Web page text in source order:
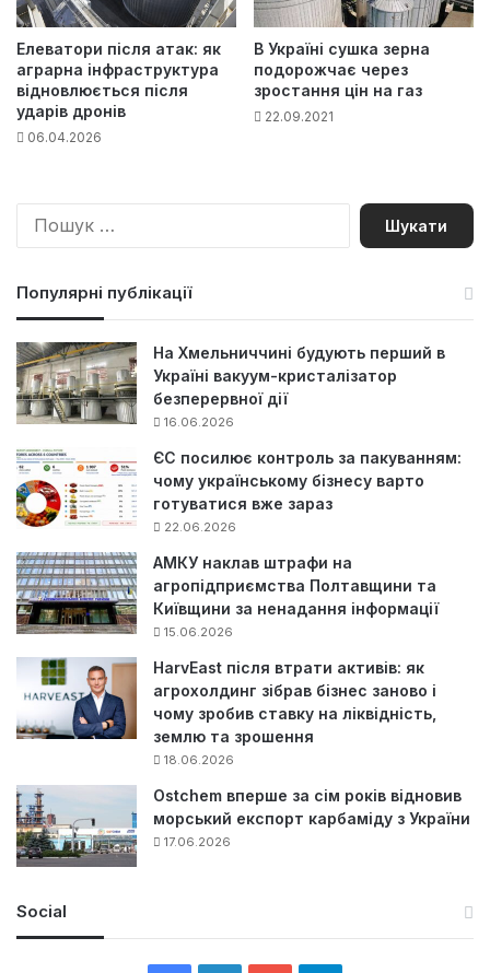
Елеватори після атак: як
аграрна інфраструктура
відновлюється після
ударів дронів
06.04.2026
В Україні сушка зерна
подорожчає через
зростання цін на газ
22.09.2021
П
Популярні публікації
На Хмельниччині будують перший в
Україні вакуум-кристалізатор
безперервної дії
16.06.2026
ЄС посилює контроль за пакуванням:
чому українському бізнесу варто
готуватися вже зараз
22.06.2026
АМКУ наклав штрафи на
агропідприємства Полтавщини та
Київщини за ненадання інформації
15.06.2026
HarvEast після втрати активів: як
агрохолдинг зібрав бізнес заново і
чому зробив ставку на ліквідність,
землю та зрошення
18.06.2026
Ostchem вперше за сім років відновив
морський експорт карбаміду з України
17.06.2026
Social